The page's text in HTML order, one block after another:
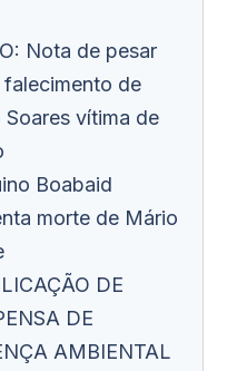
Nota de pesar
falecimento de
Soares vítima de
Boabaid
morte de Mário
DE
DE
AMBIENTAL